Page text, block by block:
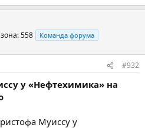
558 Команда форума
#932
у «Нефтехимика» на
Муиссу у